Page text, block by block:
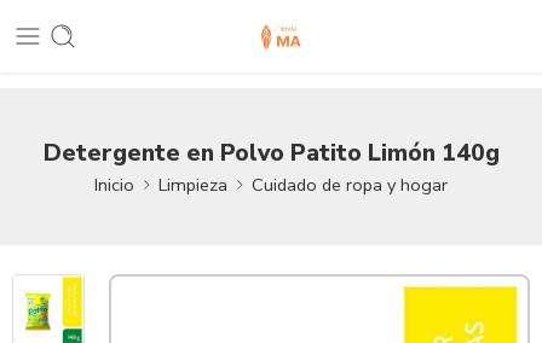
Detergente en Polvo Patito Limón 140g
Inicio Limpieza Cuidado de ropa y hogar